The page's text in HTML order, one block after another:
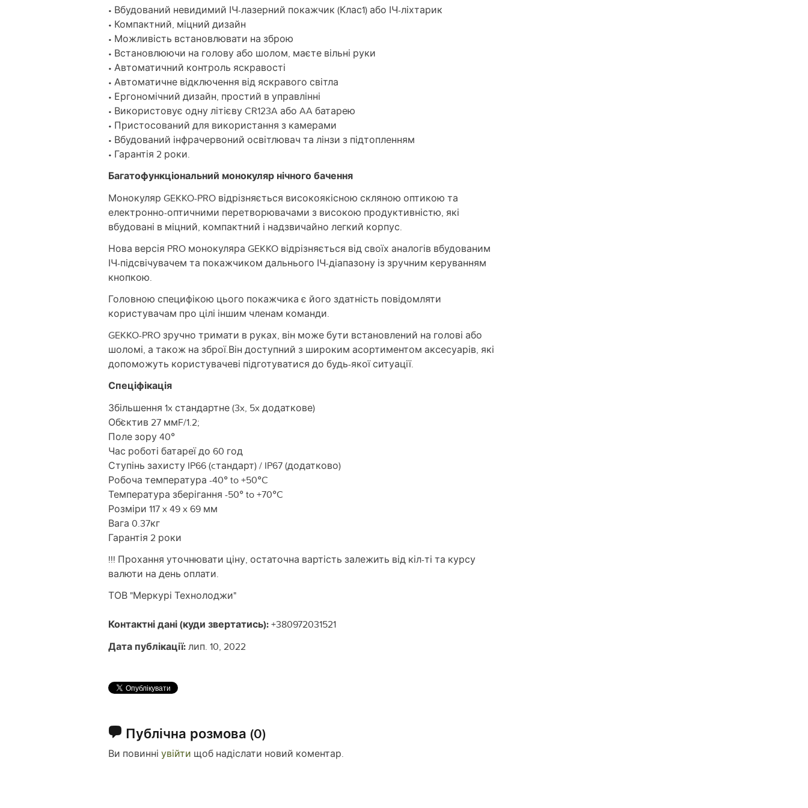
• Вбудований невидимий ІЧ-лазерний покажчик (Клас1) або ІЧ-ліхтарик
• Компактний, міцний дизайн
• Можливість встановлювати на зброю
• Встановлюючи на голову або шолом, маєте вільні руки
• Автоматичний контроль яскравості
• Автоматичне відключення від яскравого світла
• Ергономічний дизайн, простий в управлінні
• Використовує одну літієву CR123A або AA батарею
• Пристосований для використання з камерами
• Вбудований інфрачервоний освітлювач та лінзи з підтопленням
• Гарантія 2 роки.
Багатофункціональний монокуляр нічного бачення
Монокуляр GEKKO-PRO відрізняється високоякісною скляною оптикою та
електронно-оптичними перетворювачами з високою продуктивністю, які
вбудовані в міцний, компактний і надзвичайно легкий корпус.
Нова версія PRO монокуляра GEKKO відрізняється від своїх аналогів вбудованим
ІЧ-підсвічувачем та покажчиком дальнього ІЧ-діапазону із зручним керуванням
кнопкою.
Головною специфікою цього покажчика є його здатність повідомляти
користувачам про цілі іншим членам команди.
GEKKO-PRO зручно тримати в руках, він може бути встановлений на голові або
шоломі, а також на зброї.Він доступний з широким асортиментом аксесуарів, які
допоможуть користувачеві підготуватися до будь-якої ситуації.
Спеціфікація
Збільшення 1x стандартне (3x, 5x додаткове)
Об`єктив 27 ммF/1.2;
Поле зору 40°
Час роботі батареї до 60 год
Ступінь захисту IP66 (cтандарт) / IP67 (додатково)
Робоча температура -40° to +50°C
Температура зберігання -50° to +70°C
Розміри 117 x 49 x 69 мм
Вага 0.37кг
Гарантія 2 роки
!!! Прохання уточнювати ціну, остаточна вартість залежить від кіл-ті та курсу
валюти на день оплати.
ТОВ "Меркурі Технолоджи"
Контактні дані (куди звертатись):+380972031521
Дата публікації:лип. 10, 2022
Публічна розмова (0)
Ви повинні увійти щоб надіслати новий коментар.